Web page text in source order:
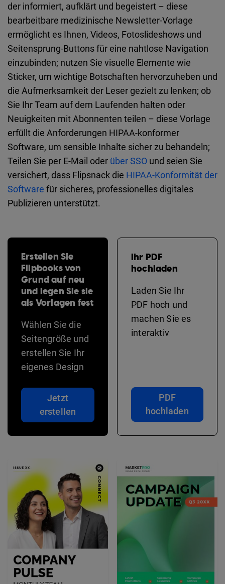
der informiert, aufklärt und begeistert – diese
bearbeitbare medizinische Newsletter-Vorlage
ermöglicht es Ihnen, Videos, Fotoslideshows und
Seitensprung-Buttons für eine nahtlose Navigation
einzubinden; nutzen Sie visuelle Elemente wie
Sticker, um wichtige Botschaften hervorzuheben und
die Aufmerksamkeit der Leser gezielt zu lenken; ob
Sie Ihr Team auf dem Laufenden halten oder
Neuigkeiten mit Abonnenten teilen – diese Vorlage
erfüllt die Anforderungen HIPAA-konformer
Software, um sensible Inhalte sicher zu behandeln;
Teilen Sie per E-Mail oder über SSO und seien Sie
versichert, dass Flipsnack die HIPAA-Konformität der
Software für sicheres, professionelles digitales
Publizieren unterstützt.
Erstellen Sie
Flipbooks von
Grund auf neu
und legen Sie sie
als Vorlagen fest
Wählen Sie die
Seitengröße und
erstellen Sie Ihr
eigenes Design
Jetzt
erstellen
Ihr PDF
hochladen
Laden Sie Ihr
PDF hoch und
machen Sie es
interaktiv
PDF
hochladen